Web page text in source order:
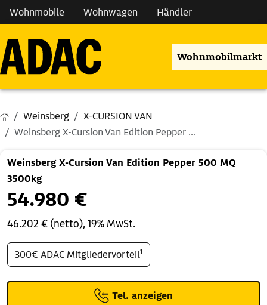
Wohnmobile Wohnwagen Händler
Wohnmobilmarkt
Weinsberg
X-CURSION VAN
Weinsberg X-Cursion Van Edition Pepper ...
Weinsberg X-Cursion Van Edition Pepper 500 MQ
3500kg
54.980 €
46.202 € (netto), 19% MwSt.
300€ ADAC Mitgliedervorteil¹
Tel. anzeigen